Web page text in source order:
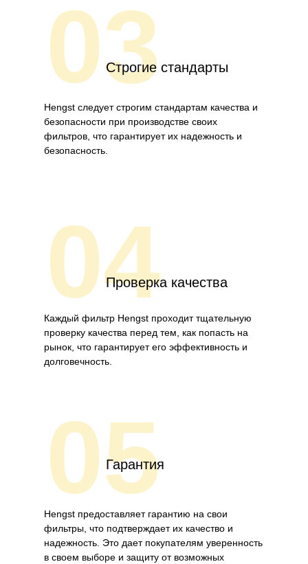
03Строгие стандарты
Hengst следует строгим стандартам качества и
безопасности при производстве своих
фильтров, что гарантирует их надежность и
безопасность.
04Проверка качества
Каждый фильтр Hengst проходит тщательную
проверку качества перед тем, как попасть на
рынок, что гарантирует его эффективность и
долговечность.
05
Гарантия
Hengst предоставляет гарантию на свои
фильтры, что подтверждает их качество и
надежность. Это дает покупателям уверенность
в своем выборе и защиту от возможных